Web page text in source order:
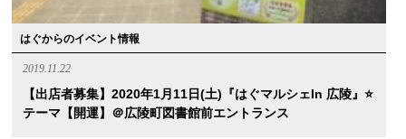
はぐからのイベント情報
2019.11.22
【出店者募集】2020年1月11日(土)『はぐマルシェin 広陵』⭐️
テーマ【開運】＠広陵町図書館前エントランス